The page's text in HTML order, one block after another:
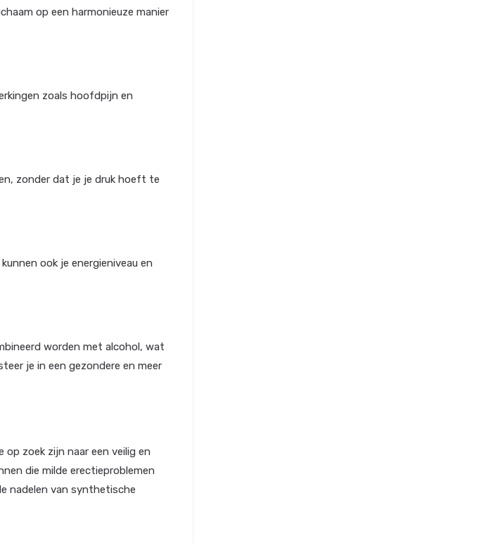
op een harmonieuze manier
zoals hoofdpijn en
zonder dat je je druk hoeft te
ook je energieniveau en
worden met alcohol, wat
je in een gezondere en meer
op zoek zijn naar een veilig en
die milde erectieproblemen
nadelen van synthetische